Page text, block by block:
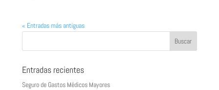
« Entradas más antiguas
Entradas recientes
Seguro de Gastos Médicos Mayores